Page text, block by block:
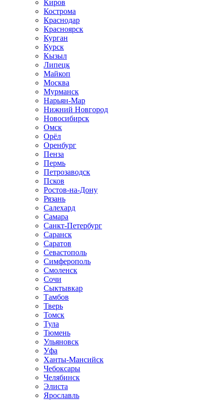
Киров
Кострома
Краснодар
Красноярск
Курган
Курск
Кызыл
Липецк
Майкоп
Москва
Мурманск
Нарьян-Мар
Нижний Новгород
Новосибирск
Омск
Орёл
Оренбург
Пенза
Пермь
Петрозаводск
Псков
Ростов-на-Дону
Рязань
Салехард
Самара
Санкт-Петербург
Саранск
Саратов
Севастополь
Симферополь
Смоленск
Сочи
Сыктывкар
Тамбов
Тверь
Томск
Тула
Тюмень
Ульяновск
Уфа
Ханты-Мансийск
Чебоксары
Челябинск
Элиста
Ярославль